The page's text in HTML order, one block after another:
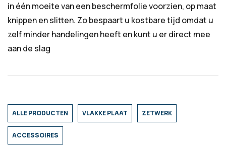
in één moeite van een beschermfolie voorzien, op maat
knippen en slitten. Zo bespaart u kostbare tijd omdat u
zelf minder handelingen heeft en kunt u er direct mee
aan de slag
ALLE PRODUCTEN VLAKKE PLAAT ZETWERK
ACCESSOIRES